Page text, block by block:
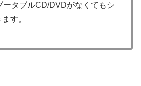
ータブルCD/DVDがなくてもシ
す。